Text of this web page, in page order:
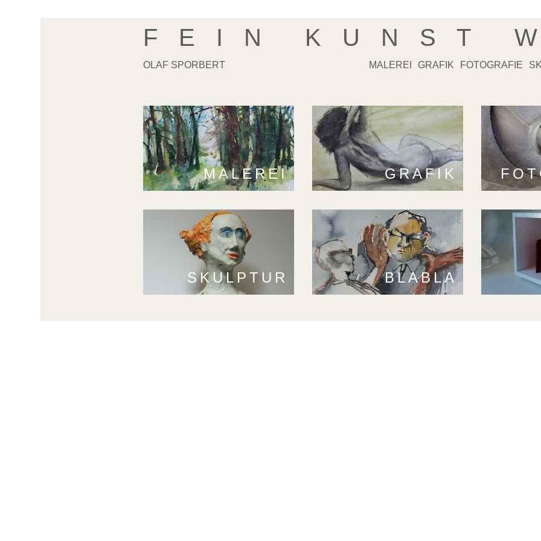
F E I N K U N S T
OLAF SPORBERT MALEREI GRAFIK FOTOGRAFIE
MALEREI GRAFIK
SKULPTUR BLABLA